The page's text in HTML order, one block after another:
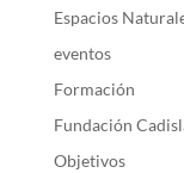
Espacios
eventos
Formación
Fundación
Objetivos